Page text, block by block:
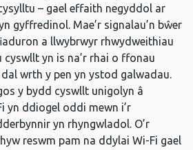
– gael effaith negyddol ar
gyffredinol. Mae’r signalau’n bŵer
a llwybrwyr rhwydweithiau
cyswllt yn is na’r rhai o ffonau
dal wrth y pen yn ystod galwadau.
y bydd cyswllt unigolyn â
yn ddiogel oddi mewn i’r
yn rhyngwladol. O’r
reswm pam na ddylai Wi-Fi gael